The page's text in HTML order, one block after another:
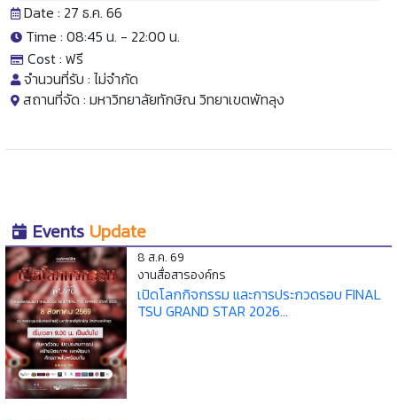
Date : 27 ธ.ค. 66
Time : 08:45 น. - 22:00 น.
Cost : ฟรี
จำนวนที่รับ : ไม่จำกัด
สถานที่จัด : มหาวิทยาลัยทักษิณ วิทยาเขตพัทลุง
Events Update
8 ส.ค. 69
งานสื่อสารองค์กร
เปิดโลกกิจกรรม และการประกวดรอบ FINAL
TSU GRAND STAR 2026...